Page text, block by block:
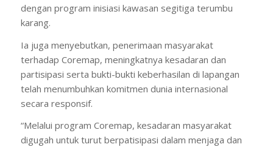
dengan program inisiasi kawasan segitiga terumbu
karang.
Ia juga menyebutkan, penerimaan masyarakat
terhadap Coremap, meningkatnya kesadaran dan
partisipasi serta bukti-bukti keberhasilan di lapangan
telah menumbuhkan komitmen dunia internasional
secara responsif.
“Melalui program Coremap, kesadaran masyarakat
digugah untuk turut berpatisipasi dalam menjaga dan